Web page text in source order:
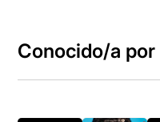
Conocido/a por